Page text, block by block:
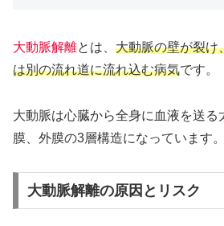
大動脈解離とは、 大動脈の壁が裂け
は別の流れ道に流れ込む病気です。
大動脈は心臓から全身に血液を送る
膜、外膜の3層構造になっています。
大動脈解離の原因とリスク